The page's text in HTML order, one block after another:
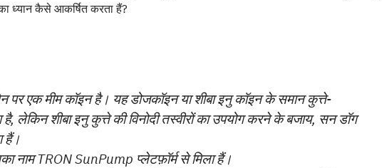
ध्यान कैसे आकर्षित करता हैं?
पर एक मीम कॉइन है। यह डोजकॉइन या शीबा इनु कॉइन के समान कुत्ते-
है, लेकिन शीबा इनु कुत्ते की विनोदी तस्वीरों का उपयोग करने के बजाय, सन डॉग
हैं।
नाम TRON SunPump प्लेटफ़ॉर्म से मिला हैं।